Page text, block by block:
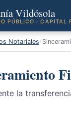
Vildósola
PÚBLICO · CAPITAL
Notariales
la